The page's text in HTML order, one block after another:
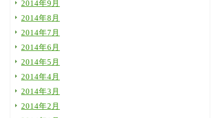
2014年9月
2014年8月
2014年7月
2014年6月
2014年5月
2014年4月
2014年3月
2014年2月